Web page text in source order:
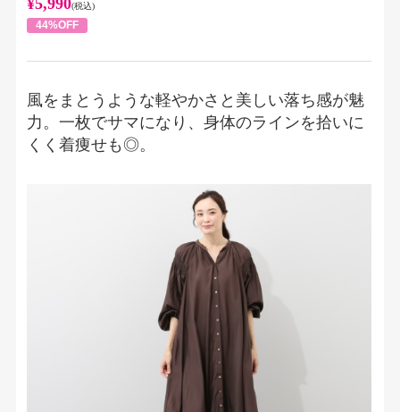
¥5,990(税込)
44%OFF
風をまとうような軽やかさと美しい落ち感が魅
力。一枚でサマになり、身体のラインを拾いに
くく着痩せも◎。